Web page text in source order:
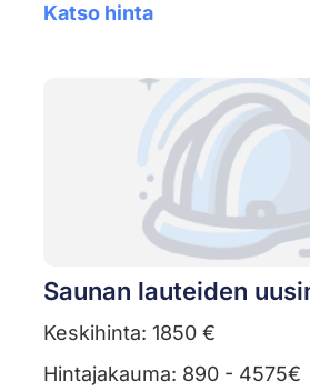
Katso hinta
Saunan lauteiden
Keskihinta: 1850 €
Hintajakauma: 890 - 4575€